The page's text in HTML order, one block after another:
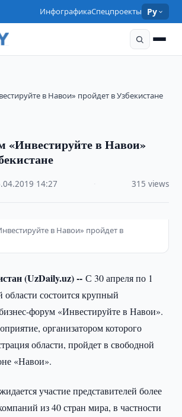
ИнфографикаСпецпроекты Ру
в Навои» пройдет в Узбекистане
«Инвестируйте в Навои»
14:27 315 views
в Навои» пройдет в
(UzDaily.uz) --С 30 апреля по 1
состоится крупный
форум «Инвестируйте в Навои».
организатором которого
области, пройдет в свободной
«Навои».
участие представителей более
из 40 стран мира, в частности